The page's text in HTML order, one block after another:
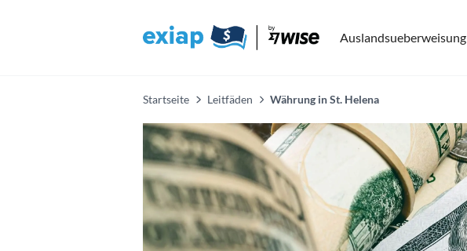
Auslandsueberweisung
Startseite Leitfäden Währung in St. Helena